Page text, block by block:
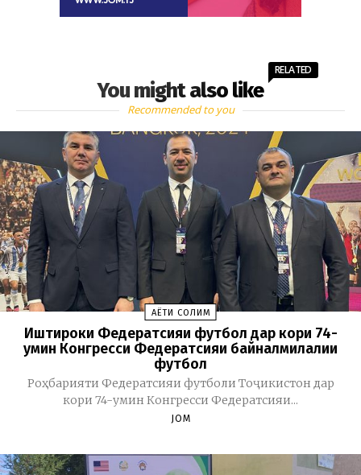
You might also like
RELATED
Recommended to you
ҲАЁТИ СОЛИМ
Иштироки Федератсияи футбол дар кори 74-
умин Конгресси Федератсияи байналмилалии
футбол
Роҳбарияти Федератсияи футболи Тоҷикистон дар
кори 74-умин Конгресси Федератсияи...
JOM